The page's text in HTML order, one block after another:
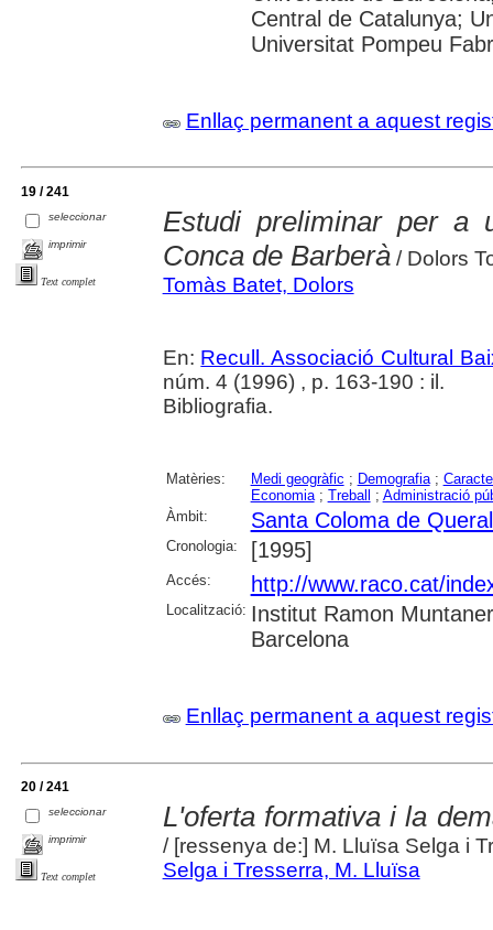
Central de Catalunya;
Universitat Pompeu
Enllaç permanent a aquest
19 / 241
seleccionar
imprimir
Text complet
Estudi preliminar per a
Conca de Barberà/ Dolors
Tomàs Batet, Dolors
En: Recull. Associació Cultural
núm. 4 (1996) , p. 163-190 : il.
Bibliografia.
Matèries: Medi geogràfic ; Demografia;
Economia; Treball ; Administració
Àmbit:
Santa Coloma de
Cronologia: [1995]
Accés: http://www.raco.cat/
Localització: Institut Ramon
Barcelona
Enllaç permanent a aquest
20 / 241
seleccionar
imprimir
Text complet
L'oferta formativa i la
/ [ressenya de:] M. Lluïsa Selga i
Selga i Tresserra, M. Lluïsa